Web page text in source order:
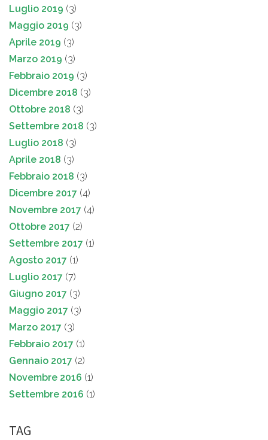
Luglio 2019 (3)
Maggio 2019 (3)
Aprile 2019 (3)
Marzo 2019 (3)
Febbraio 2019 (3)
Dicembre 2018 (3)
Ottobre 2018 (3)
Settembre 2018 (3)
Luglio 2018 (3)
Aprile 2018 (3)
Febbraio 2018 (3)
Dicembre 2017 (4)
Novembre 2017 (4)
Ottobre 2017 (2)
Settembre 2017 (1)
Agosto 2017 (1)
Luglio 2017 (7)
Giugno 2017 (3)
Maggio 2017 (3)
Marzo 2017 (3)
Febbraio 2017 (1)
Gennaio 2017 (2)
Novembre 2016 (1)
Settembre 2016 (1)
TAG